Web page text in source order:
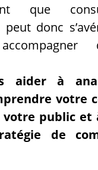
que
peut donc
aider à
votre
public et
de